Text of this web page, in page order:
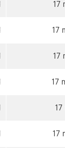
17
17
17
17
17
17